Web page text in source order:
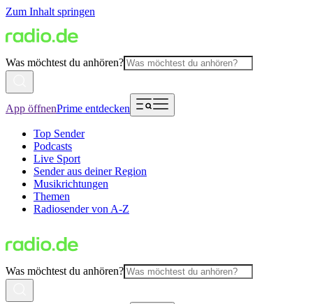
Zum Inhalt springen
Was möchtest du anhören?
App öffnenPrime entdecken
Top Sender
Podcasts
Live Sport
Sender aus deiner Region
Musikrichtungen
Themen
Radiosender von A-Z
Was möchtest du anhören?